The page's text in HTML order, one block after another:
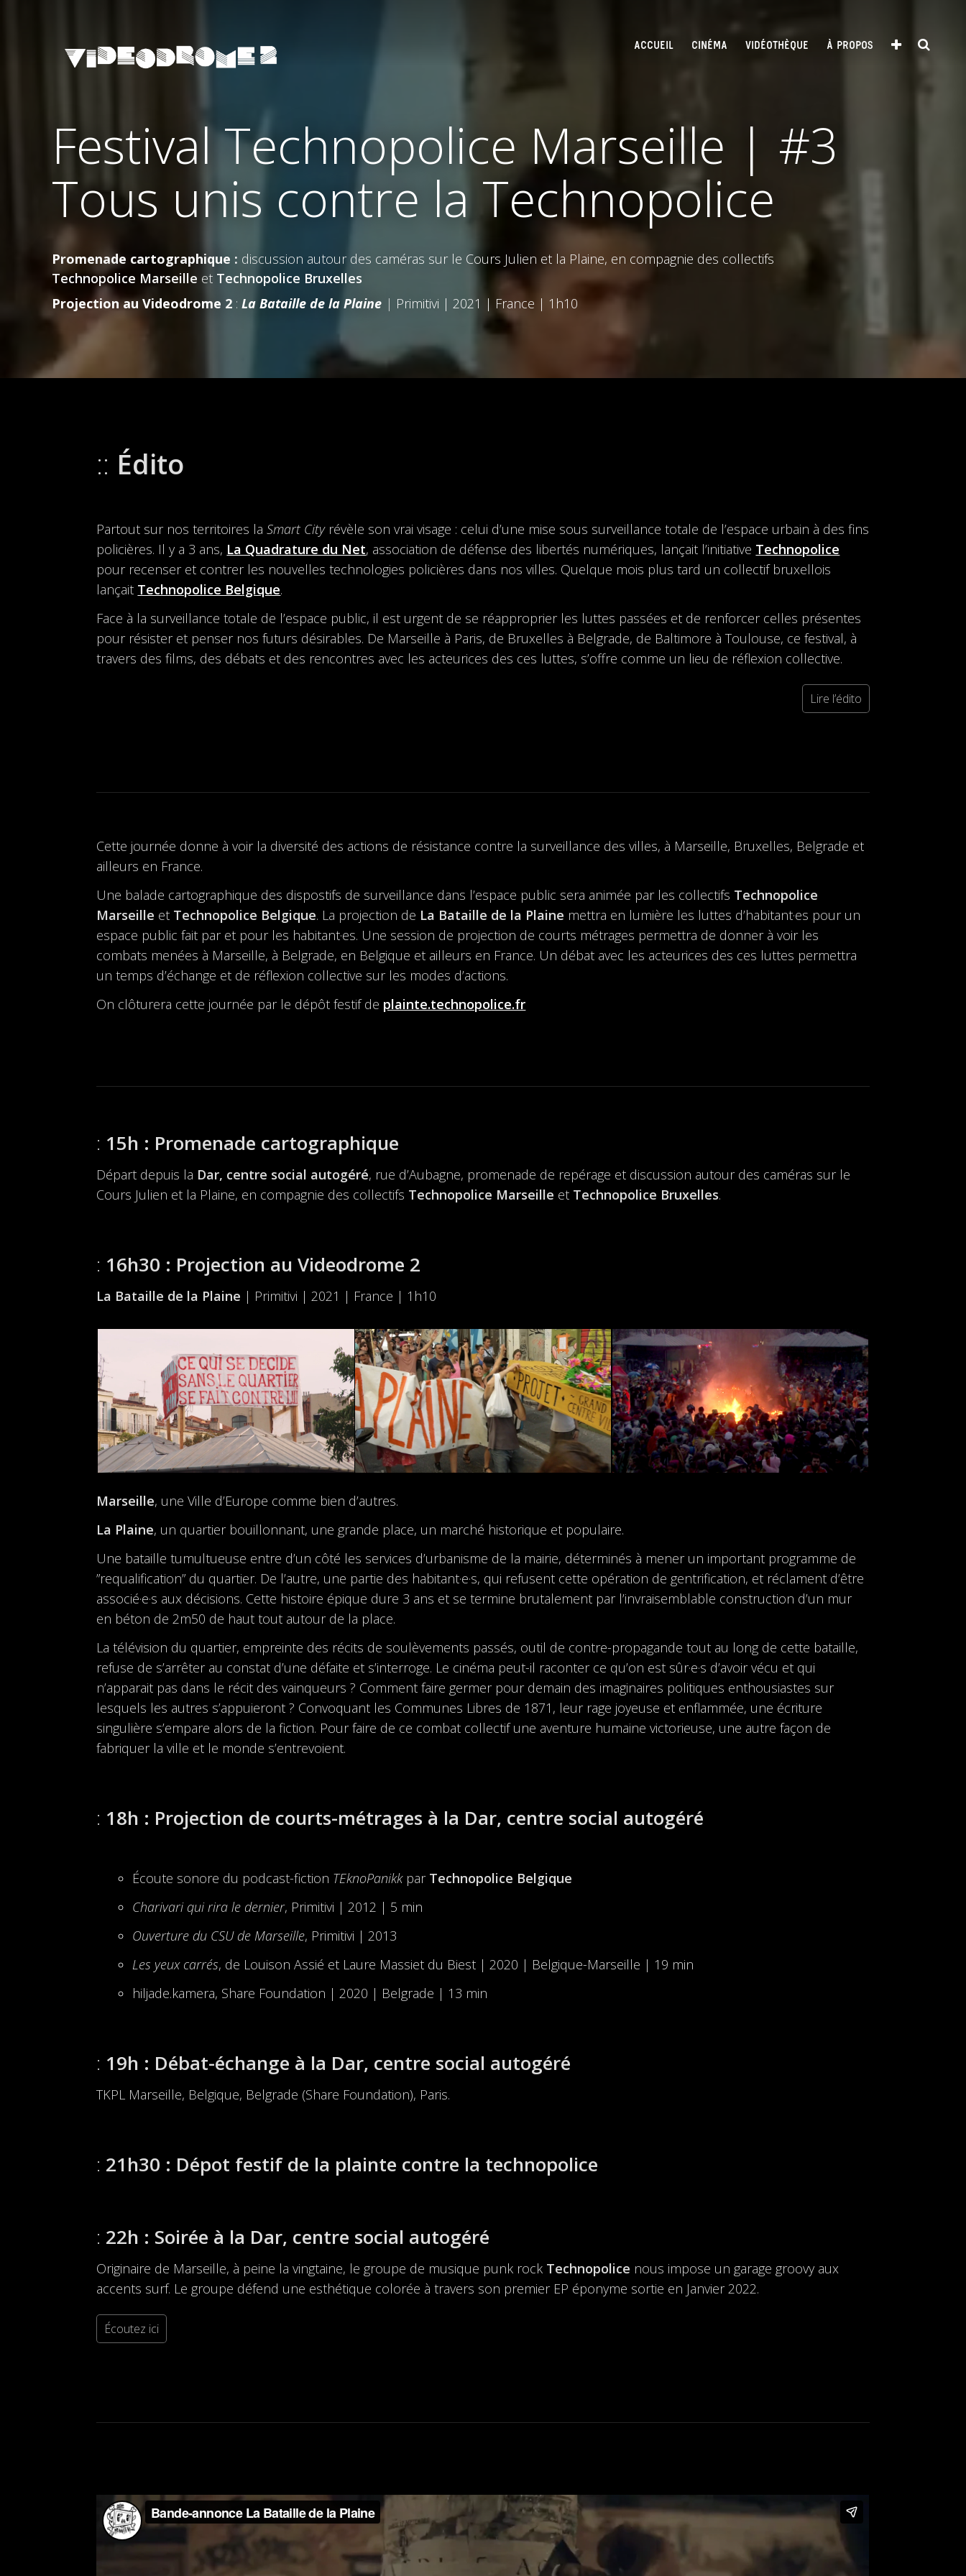
ACCUEIL CINÉMA VIDÉOTHÈQUE À PROPOS
Festival Technopolice Marseille | #3
Tous unis contre la Technopolice
Promenade cartographique : discussion autour des caméras sur le Cours Julien et la Plaine, en compagnie des collectifs
Technopolice Marseille et Technopolice Bruxelles
Projection au Videodrome 2 : La Bataille de la Plaine | Primitivi | 2021 | France | 1h10
Édito
Partout sur nos territoires laSmart Cityrévèle son vrai visage : celui d’une mise sous surveillance totale de l’espace urbain à des fins
policières. Il y a 3 ans, La Quadrature du Net, association de défense des libertés numériques, lançait l’initiative Technopolice
pour recenser et contrer les nouvelles technologies policières dans nos villes. Quelque mois plus tard un collectif bruxellois
lançait Technopolice Belgique.
Face à la surveillance totale de l’espace public, il est urgent de se réapproprier les luttes passées et de renforcer celles présentes
pour résister et penser nos futurs désirables. De Marseille à Paris, de Bruxelles à Belgrade, de Baltimore à Toulouse, ce festival, à
travers des films, des débats et des rencontres avec les acteurices des ces luttes, s’offre comme un lieu de réflexion collective.
Lire l’édito
Cette journée donne à voir la diversité des actions de résistance contre la surveillance des villes, à Marseille, Bruxelles, Belgrade et
ailleurs en France.
Une balade cartographique des dispostifs de surveillance dans l’espace public sera animée par les collectifs Technopolice
Marseille et Technopolice Belgique. La projection de La Bataille de la Plaine mettra en lumière les luttes d’habitant·es pour un
espace public fait par et pour les habitant·es. Une session de projection de courts métrages permettra de donner à voir les
combats menées à Marseille, à Belgrade, en Belgique et ailleurs en France. Un débat avec les acteurices des ces luttes permettra
un temps d’échange et de réflexion collective sur les modes d’actions.
On clôturera cette journée par le dépôt festif de plainte.technopolice.fr
15h : Promenade cartographique
Départ depuis la Dar, centre social autogéré, rue d’Aubagne, promenade de repérage et discussion autour des caméras sur le
Cours Julien et la Plaine, en compagnie des collectifs Technopolice Marseille et Technopolice Bruxelles.
16h30 : Projection au Videodrome 2
La Bataille de la Plaine | Primitivi | 2021 | France | 1h10
Marseille, une Ville d’Europe comme bien d’autres.
La Plaine, un quartier bouillonnant, une grande place, un marché historique et populaire.
Une bataille tumultueuse entre d’un côté les services d’urbanisme de la mairie, déterminés à mener un important programme de
”requalification” du quartier. De l’autre, une partie des habitant·e·s, qui refusent cette opération de gentrification, et réclament d’être
associé·e·s aux décisions. Cette histoire épique dure 3 ans et se termine brutalement par l’invraisemblable construction d’un mur
en béton de 2m50 de haut tout autour de la place.
La télévision du quartier, empreinte des récits de soulèvements passés, outil de contre-propagande tout au long de cette bataille,
refuse de s’arrêter au constat d’une défaite et s’interroge. Le cinéma peut-il raconter ce qu’on est sûr·e·s d’avoir vécu et qui
n’apparait pas dans le récit des vainqueurs ? Comment faire germer pour demain des imaginaires politiques enthousiastes sur
lesquels les autres s’appuieront ? Convoquant les Communes Libres de 1871, leur rage joyeuse et enflammée, une écriture
singulière s’empare alors de la fiction. Pour faire de ce combat collectif une aventure humaine victorieuse, une autre façon de
fabriquer la ville et le monde s’entrevoient.
18h : Projection de courts-métrages à la Dar, centre social autogéré
Écoute sonore du podcast-fiction TEknoPanikkpar Technopolice Belgique
Charivari qui rira le dernier, Primitivi | 2012 | 5 min
Ouverture du CSU de Marseille, Primitivi | 2013
Les yeux carrés, de Louison Assié et Laure Massiet du Biest | 2020 | Belgique-Marseille | 19 min
hiljade.kamera, Share Foundation | 2020 | Belgrade | 13 min
19h : Débat-échange à la Dar, centre social autogéré
TKPL Marseille, Belgique, Belgrade (Share Foundation), Paris.
21h30 : Dépot festif de la plainte contre la technopolice
22h : Soirée à la Dar, centre social autogéré
Originaire de Marseille, à peine la vingtaine, le groupe de musique punk rock Technopolice nous impose un garage groovy aux
accents surf. Le groupe défend une esthétique colorée à travers son premier EP éponyme sortie en Janvier 2022.
Écoutez ici